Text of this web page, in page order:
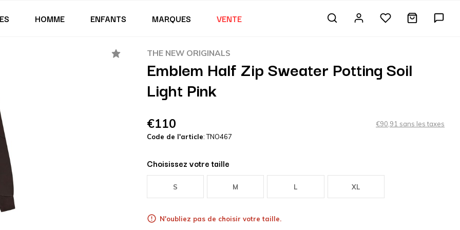
HOMME ENFANTS MARQUES VENTE
THE NEW ORIGINALS
Emblem Half Zip Sweater Potting Soil
Light Pink
€110
€90,91 sans les taxes
Code de l'article: TNO467
Choisissez votre taille
S M L XL
N'oubliez pas de choisir votre taille.